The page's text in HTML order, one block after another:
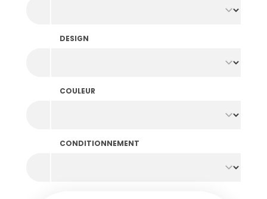
DESIGN
COULEUR
CONDITIONNEMENT